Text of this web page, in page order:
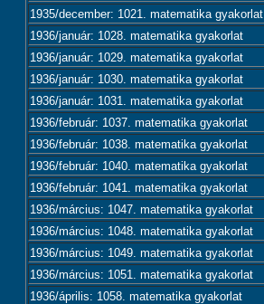
1935/december: 1021. matematika gyakorlat
1936/január: 1028. matematika gyakorlat
1936/január: 1029. matematika gyakorlat
1936/január: 1030. matematika gyakorlat
1936/január: 1031. matematika gyakorlat
1936/február: 1037. matematika gyakorlat
1936/február: 1038. matematika gyakorlat
1936/február: 1040. matematika gyakorlat
1936/február: 1041. matematika gyakorlat
1936/március: 1047. matematika gyakorlat
1936/március: 1048. matematika gyakorlat
1936/március: 1049. matematika gyakorlat
1936/március: 1051. matematika gyakorlat
1936/április: 1058. matematika gyakorlat